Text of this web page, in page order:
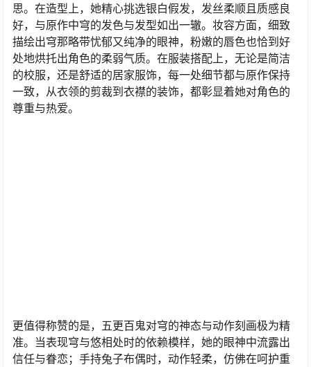
思。在造型上，她精心挑选银白假发，发丝柔顺且质感良
好，与原作中穹的发色与发型如出一辙。妆容方面，细致
描绘出穹那略带忧郁又纯净的眼神，粉嫩的唇色也恰到好
处地烘托出角色的柔弱气质。在服装搭配上，无论是简洁
的校服，还是舒适的居家服饰，每一处细节都与原作保持
一致，从衣领的剪裁到衣襟的装饰，都彰显着她对角色的
尊重与热爱。
更值得称赞的是，五更百鬼对穹的神态与动作刻画极为精
准。当表现穹与悠相处时的依赖模样，她的眼神中流露出
信任与眷恋；手持兔子布偶时，动作轻柔，仿佛在呵护重